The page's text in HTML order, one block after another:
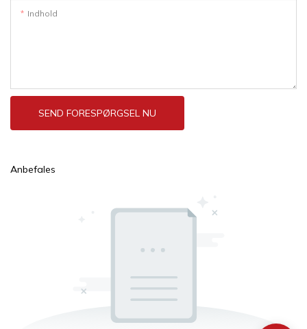
Indhold
SEND FORESPØRGSEL NU
Anbefales